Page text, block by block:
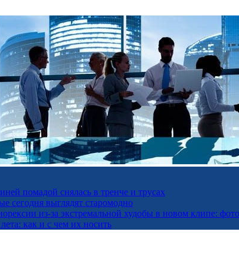
помадой снялась в тренче и трусах
сегодня выглядят старомодно
из-за экстремальной худобы в новом клипе: фото
как и с чем их носить